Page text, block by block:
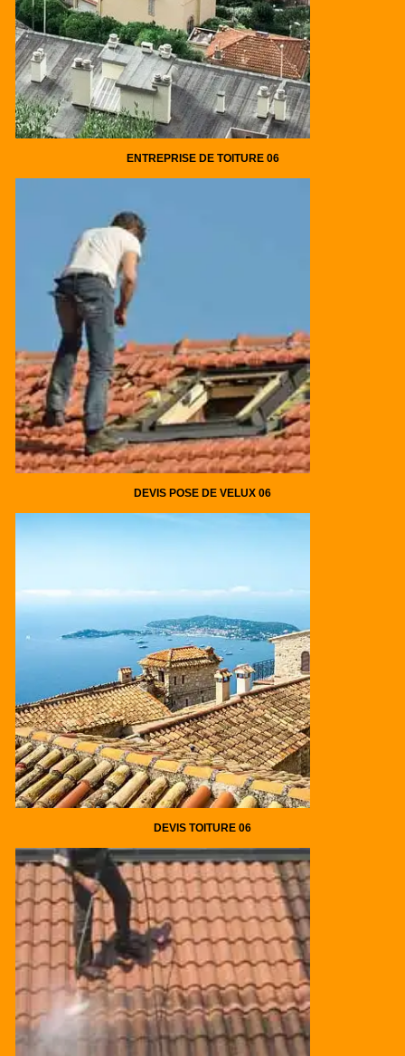
ENTREPRISE DE TOITURE 06
DEVIS POSE DE VELUX 06
DEVIS TOITURE 06